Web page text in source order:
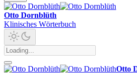
Otto Dornblüth
Klinisches Wörterbuch
Otto